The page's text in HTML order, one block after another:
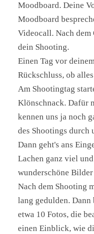
AHRENSBURG
Hannah und ich
Fotoshooting, weil
Management
gehört habe, dass
habe ich direkt ein
Ich fand es super
zu haben. Das hat
dass das Shooting
begrenzt war, war
Zeit hat es sogar
Moodboard. Deine
Moodboard
Videocall. Nach dem
dein Shooting.
Einen Tag vor
Rückschluss, ob
Am Shootingtag
Klönschnack. Dafür
kennen uns ja noch
des Shootings durch
Dann geht's ans
Lachen ganz viel
wunderschöne
Nach dem Shooting
lang gedulden.
etwa 10 Fotos, die
einen Einblick, wie